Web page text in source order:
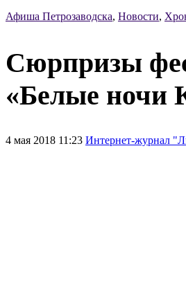
Афиша Петрозаводска, Новости,
Сюрпризы
«Белые ночи
4 мая 2018 11:23 Интернет-журнал